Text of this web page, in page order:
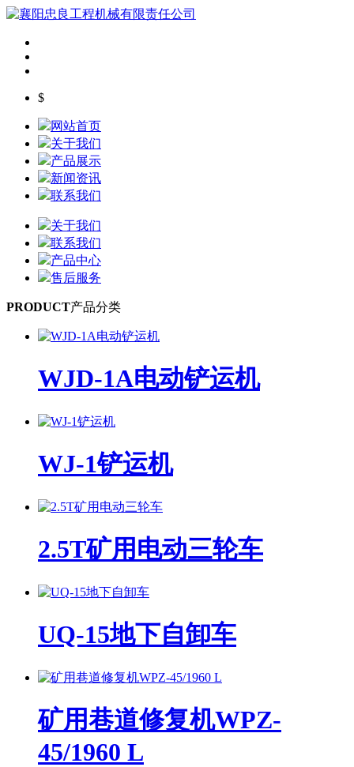
$
网站首页
关于我们
产品展示
新闻资讯
联系我们
关于我们
联系我们
产品中心
售后服务
PRODUCT产品分类
WJD-1A电动铲运机
WJ-1铲运机
2.5T矿用电动三轮车
UQ-15地下自卸车
矿用巷道修复机WPZ-
45/1960 L